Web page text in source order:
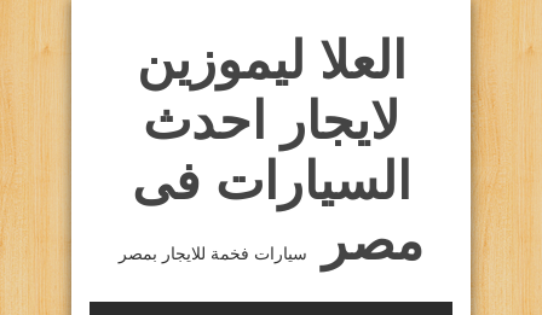
العلا ليموزين
لايجار احدث
السيارات فى
مصر
سيارات فخمة للايجار بمصر